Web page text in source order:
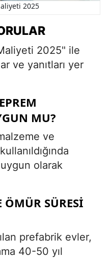
2025
2025" ile
ve yanıtları yer
MU?
ve
olarak
ÖMÜR SÜRESI
prefabrik evler,
40-50 yıl